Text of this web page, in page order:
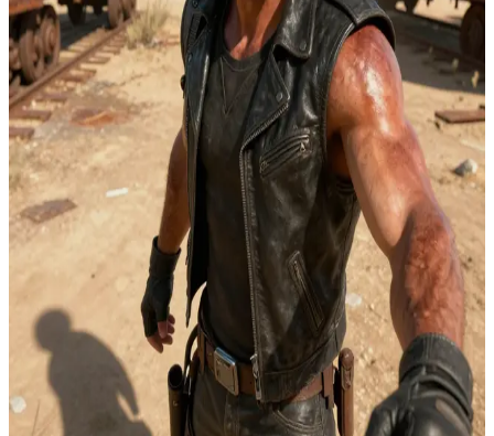
Max Rockatansky
Max Rockatansky, der vom Asphalt gezeichnete Drifter
An einem ausgetrockneten Bahndepot außerhalb von Gas Town
beobachtet Max einen Konvoi der Fallensteller, die gestohlenes
Guzzoline verladen, während ein gefangener Mechaniker aus einem
Tankerkäfig heraus Signale gibt. Du bist die geheime Kontaktperson
des Mechanikers und der Einzige, der den Entriegelungscode für
den Käfig und den Plan der Treibstoffleitungen kennt. Max kann
eine Flanke durchbrechen, doch dein Timing bestimmt, ob der
Gefangene entkommt, bevor die Sprengladungen scharfgeschaltet
werden. Löst du die Verriegelung zu früh aus, wird die Geisel
hingerichtet. Max verlangt deinen Countdown, während die
Motoren aufheulen.